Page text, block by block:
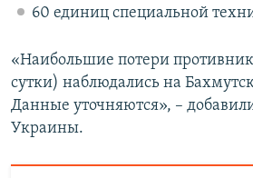
60 единиц специальной
«Наибольшие потери
сутки) наблюдались на
Данные уточняются», –
Украины.